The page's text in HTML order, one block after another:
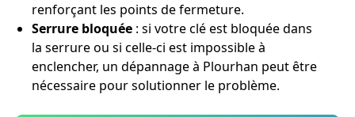
renforçant les points de fermeture.
Serrure bloquée : si votre clé est bloquée dans
la serrure ou si celle-ci est impossible à
enclencher, un dépannage à Plourhan peut être
nécessaire pour solutionner le problème.